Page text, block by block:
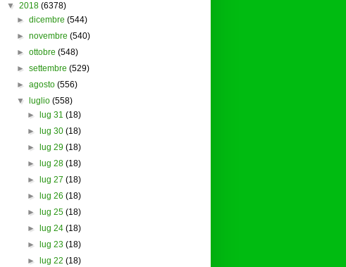
▼ 2018 (6378)
►dicembre (544)
►novembre (540)
►ottobre (548)
►settembre (529)
►agosto (556)
▼
luglio (558)
►
lug 31 (18)
►
lug 30 (18)
►
lug 29 (18)
►
lug 28 (18)
►
lug 27 (18)
►
lug 26 (18)
►
lug 25 (18)
►
lug 24 (18)
►
lug 23 (18)
►
lug 22 (18)